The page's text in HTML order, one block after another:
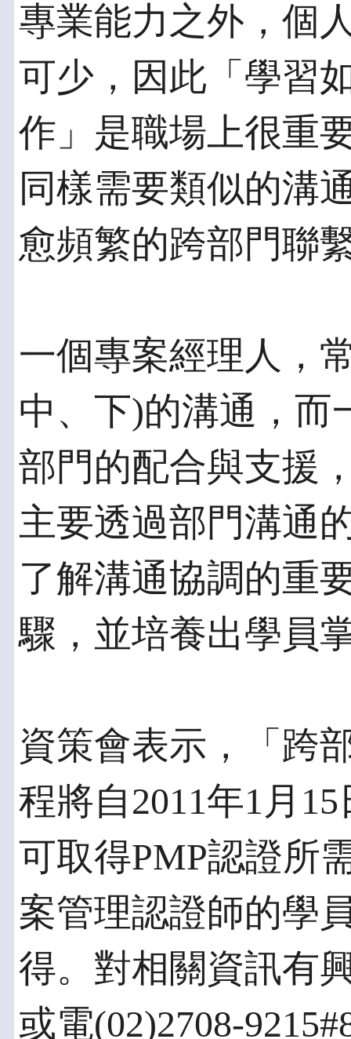
專業能力之外，個
可少，因此「學習
作」是職場上很重
同樣需要類似的溝
愈頻繁的跨部門聯
一個專案經理人，
中、下)的溝通，而
部門的配合與支援
主要透過部門溝通
了解溝通協調的重
驟，並培養出學員
資策會表示，「跨
程將自2011年1月
可取得PMP認證所
案管理認證師的學
得。對相關資訊有
或電(02)2708-